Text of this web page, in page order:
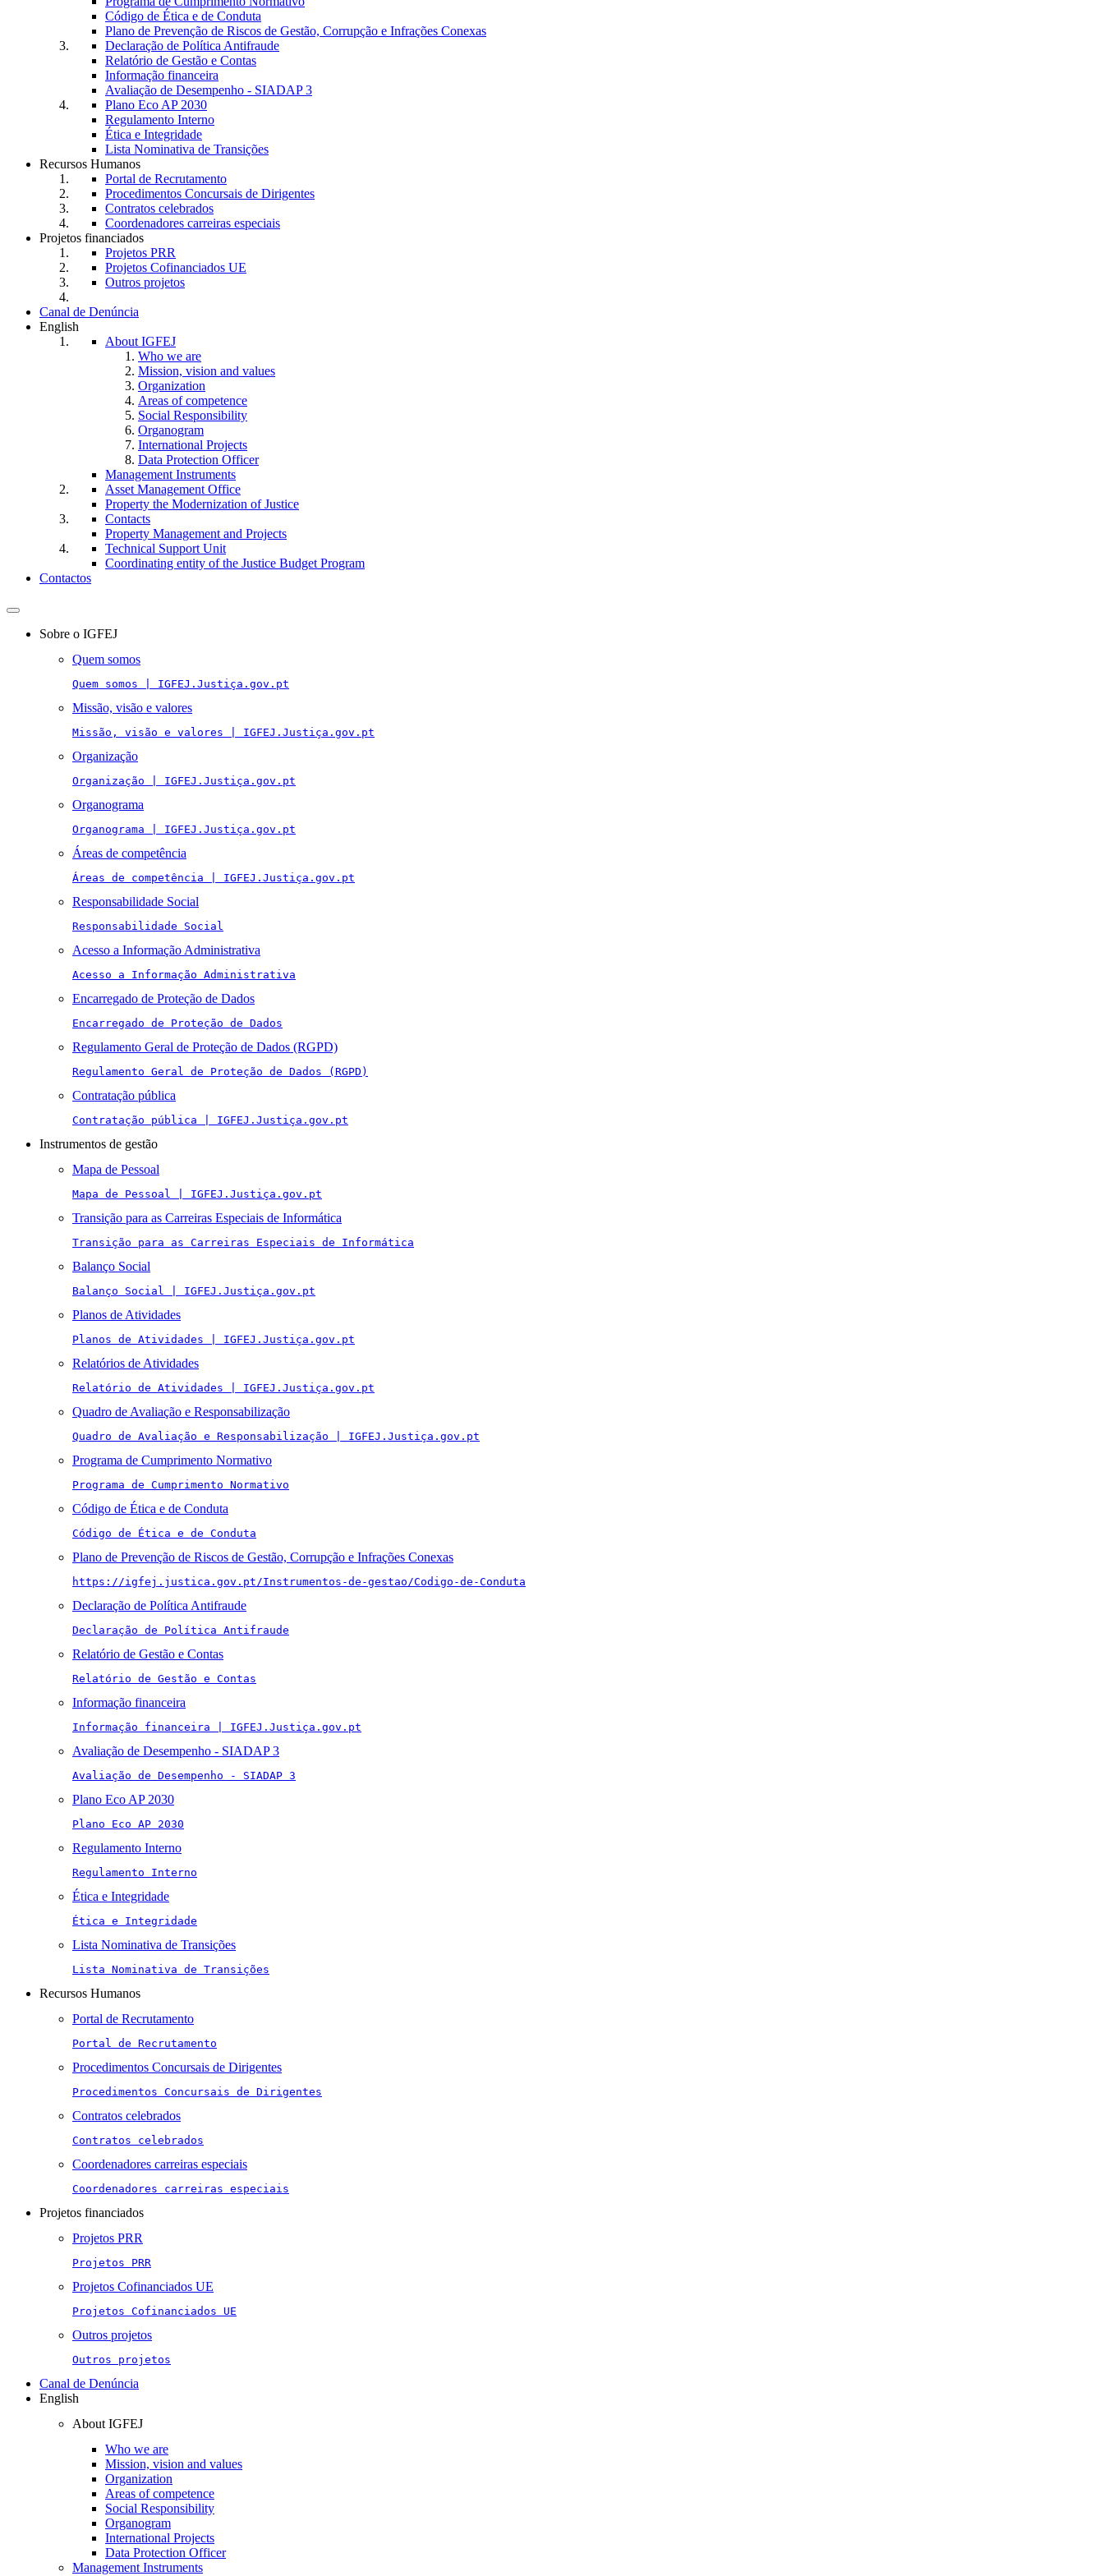
Código de Ética e de Conduta
Plano de Prevenção de Riscos de Gestão, Corrupção e Infrações Conexas
Declaração de Política Antifraude
Relatório de Gestão e Contas
Informação financeira
Avaliação de Desempenho - SIADAP 3
Plano Eco AP 2030
Regulamento Interno
Ética e Integridade
Lista Nominativa de Transições
Recursos Humanos
Portal de Recrutamento
Procedimentos Concursais de Dirigentes
Contratos celebrados
Coordenadores carreiras especiais
Projetos financiados
Projetos PRR
Projetos Cofinanciados UE
Outros projetos
Canal de Denúncia
English
About IGFEJ
Who we are
Mission, vision and values
Organization
Areas of competence
Social Responsibility
Organogram
International Projects
Data Protection Officer
Management Instruments
Asset Management Office
Property the Modernization of Justice
Contacts
Property Management and Projects
Technical Support Unit
Coordinating entity of the Justice Budget Program
Contactos
Toggle
navigationSobre o IGFEJ
Quem somos
Quem somos | IGFEJ.Justiça.gov.pt
Missão, visão e valores
Missão, visão e valores | IGFEJ.Justiça.gov.pt
Organização
Organização | IGFEJ.Justiça.gov.pt
Organograma
Organograma | IGFEJ.Justiça.gov.pt
Áreas de competência
Áreas de competência | IGFEJ.Justiça.gov.pt
Responsabilidade Social
Responsabilidade Social
Acesso a Informação Administrativa
Acesso a Informação Administrativa
Encarregado de Proteção de Dados
Encarregado de Proteção de Dados
Regulamento Geral de Proteção de Dados (RGPD)
Regulamento Geral de Proteção de Dados (RGPD)
Contratação pública
Contratação pública | IGFEJ.Justiça.gov.pt
Instrumentos de gestão
Mapa de Pessoal
Mapa de Pessoal | IGFEJ.Justiça.gov.pt
Transição para as Carreiras Especiais de Informática
Transição para as Carreiras Especiais de Informática
Balanço Social
Balanço Social | IGFEJ.Justiça.gov.pt
Planos de Atividades
Planos de Atividades | IGFEJ.Justiça.gov.pt
Relatórios de Atividades
Relatório de Atividades | IGFEJ.Justiça.gov.pt
Quadro de Avaliação e Responsabilização
Quadro de Avaliação e Responsabilização | IGFEJ.Justiça.gov.pt
Programa de Cumprimento Normativo
Programa de Cumprimento Normativo
Código de Ética e de Conduta
Código de Ética e de Conduta
Plano de Prevenção de Riscos de Gestão, Corrupção e Infrações Conexas
https://igfej.justica.gov.pt/Instrumentos-de-gestao/Codigo-de-Conduta
Declaração de Política Antifraude
Declaração de Política Antifraude
Relatório de Gestão e Contas
Relatório de Gestão e Contas
Informação financeira
Informação financeira | IGFEJ.Justiça.gov.pt
Avaliação de Desempenho - SIADAP 3
Avaliação de Desempenho - SIADAP 3
Plano Eco AP 2030
Plano Eco AP 2030
Regulamento Interno
Regulamento Interno
Ética e Integridade
Ética e Integridade
Lista Nominativa de Transições
Lista Nominativa de Transições
Recursos Humanos
Portal de Recrutamento
Portal de Recrutamento
Procedimentos Concursais de Dirigentes
Procedimentos Concursais de Dirigentes
Contratos celebrados
Contratos celebrados
Coordenadores carreiras especiais
Coordenadores carreiras especiais
Projetos financiados
Projetos PRR
Projetos PRR
Projetos Cofinanciados UE
Projetos Cofinanciados UE
Outros projetos
Outros projetos
Canal de Denúncia
English
About IGFEJ
Who we are
Mission, vision and values
Organization
Areas of competence
Social Responsibility
Organogram
International Projects
Data Protection Officer
Management Instruments